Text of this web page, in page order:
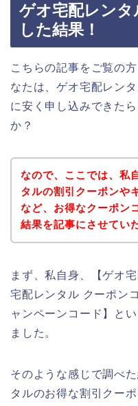
ゲオ宅配レン
した結果！
こちらの記事をご覧の
なたは、ゲオ宅配レン
に安く申し込みできた
か？
なので、ここでは、私
タルの割引クーポンや
など、お得なクーポン
結果を記事にさせてい
まず、私自身、【ゲオ
宅配レンタル クーポン
ャンペーンコード】と
ました。
そのような感じで調べ
タルのお得な割引クー